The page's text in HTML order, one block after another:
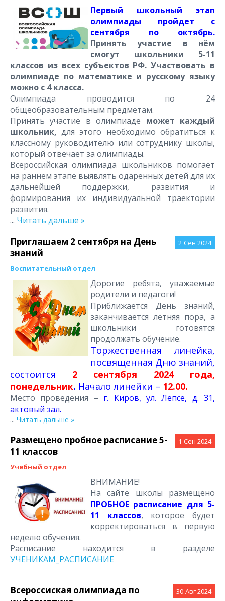
Первый школьный этап
олимпиады пройдет с
сентября по октябрь.
Принять участие в нём
смогут школьники 5-11
классов из всех субъектов РФ. Участвовать в
олимпиаде по математике и русскому языку
можно с 4 класса.
Олимпиада проводится по 24
общеобразовательным предметам.
Принять участие в олимпиаде может каждый
школьник, для этого необходимо обратиться к
классному руководителю или сотруднику школы,
который отвечает за олимпиады.
Всероссийская олимпиада школьников помогает
на раннем этапе выявлять одаренных детей для их
дальнейшей поддержки, развития и
формирования их индивидуальной траектории
развития.
... Читать дальше »
2 Сен 2024
Приглашаем 2 сентября на День
знаний
Воспитательный отдел
Дорогие ребята, уважаемые
родители и педагоги!
Приближается День знаний,
заканчивается летняя пора, а
школьники готовятся
продолжать обучение.
Торжественная линейка,
посвященная Дню знаний,
состоится 2 сентября 2024 года,
понедельник. Начало линейки – 12.00.
Место проведения – г. Киров, ул. Лепсе, д. 31,
актовый зал.
... Читать дальше »
1 Сен 2024
Размещено пробное расписание 5-
11 классов
Учебный отдел
ВНИМАНИЕ!
На сайте школы размещено
ПРОБНОЕ расписание для 5-
11 классов, которое будет
корректироваться в первую
неделю обучения.
Расписание находится в разделе
УЧЕНИКАМ_РАСПИСАНИЕ
30 Авг 2024
Всероссиская олимпиада по